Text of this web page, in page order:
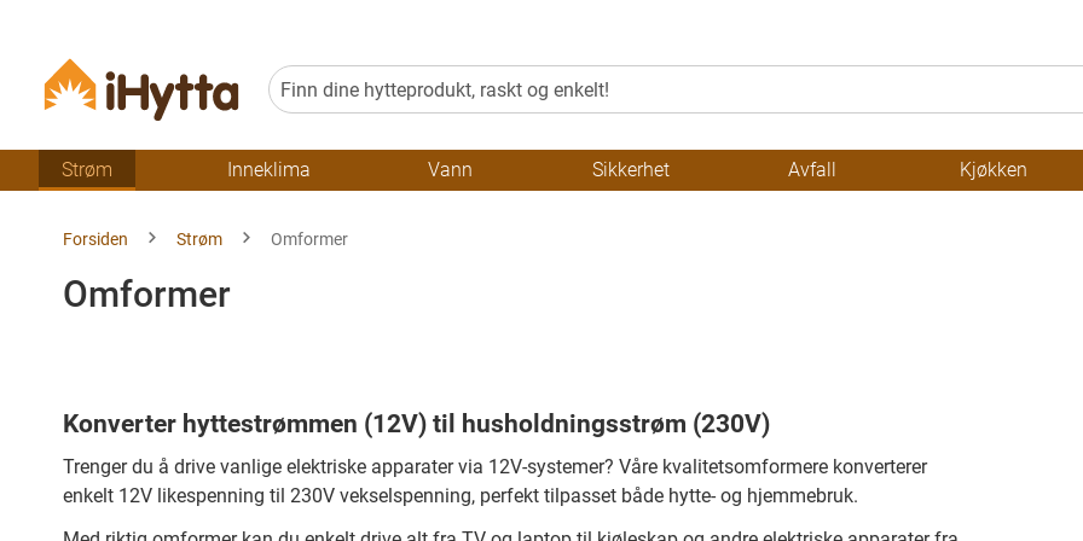
Strøm
Inneklima Vann Sikkerhet Avfall Kjøkken
Forsiden Strøm Omformer
Omformer
Konverter hyttestrømmen (12V) til husholdningsstrøm (230V)
Trenger du å drive vanlige elektriske apparater via 12V-systemer? Våre kvalitetsomformere konverterer
enkelt 12V likespenning til 230V vekselspenning, perfekt tilpasset både hytte- og hjemmebruk.